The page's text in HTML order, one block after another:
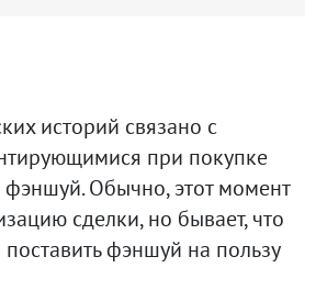
историй связано с
при покупке
Обычно, этот момент
сделки, но бывает, что
поставить фэншуй на пользу